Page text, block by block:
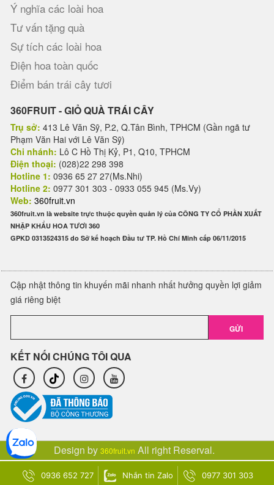
Ý nghĩa các loài hoa
Tư vấn tặng quà
Sự tích các loài hoa
Điện hoa toàn quốc
Điểm bán trái cây tươi
360FRUIT - GIỎ QUÀ TRÁI CÂY
Trụ sở: 413 Lê Văn Sỹ, P.2, Q.Tân Bình, TPHCM (Gần ngã tư
Phạm Văn Hai với Lê Văn Sỹ)
Chi nhánh: Lô C Hồ Thị Kỷ, P1, Q10, TPHCM
Điện thoại: (028)22 298 398
Hotline 1: 0936 65 27 27(Ms.Nhi)
Hotline 2: 0977 301 303 - 0933 055 945 (Ms.Vy)
Web: 360fruit.vn
360fruit.vn là website trực thuộc quyền quản lý của CÔNG TY CỔ PHẦN XUẤT
NHẬP KHẨU HOA TƯƠI 360
GPKD 0313524315 do Sở kế hoạch Đầu tư TP. Hồ Chí Minh cấp 06/11/2015
Cập nhật thông tin khuyến mãi nhanh nhất hưởng quyền lợi giảm
giá riêng biệt
GỬI
KẾT NỐI CHÚNG TÔI QUA
Design by 360fruit.vn All right Reserval.
0936 652 727 Nhắn tin Zalo 0977 301 303